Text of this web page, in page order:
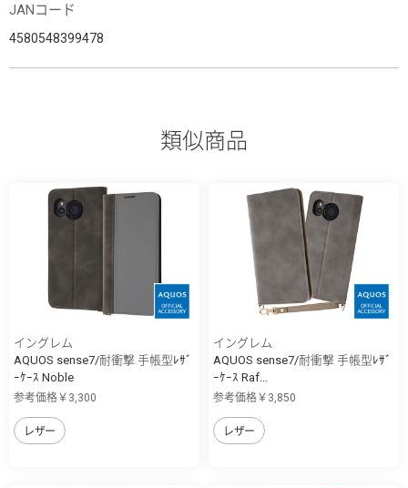
JANコード
4580548399478
類似商品
イングレム
AQUOS sense7/耐衝撃 手帳型ﾚｻﾞ
ｰｹｰｽ Noble
参考価格￥3,300
レザー
イングレム
AQUOS sense7/耐衝撃 手帳型ﾚｻﾞ
ｰｹｰｽ Raf...
参考価格￥3,850
レザー